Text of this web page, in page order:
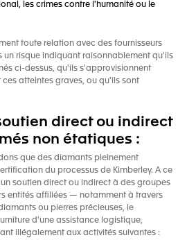
les crimes contre l'humanité ou le
toute relation avec des fournisseurs
un risque indiquant raisonnablement qu'ils
ci-dessus, qu'ils s'approvisionnent
atteintes graves, ou qu'ils sont
direct ou indirect
non étatiques :
que des diamants pleinement
du processus de Kimberley. A ce
soutien direct ou indirect à des groupes
entités affiliées — notamment à travers
ou pierres précieuses, le
d'une assistance logistique,
illégalement aux activités suivantes :